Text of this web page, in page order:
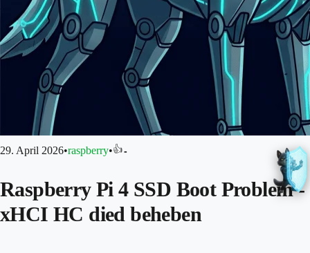
29. April 2026•raspberry•👍-
Raspberry Pi 4 SSD Boot Problem -
xHCI HC died beheben